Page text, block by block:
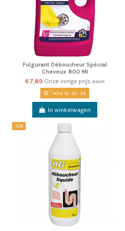
Fulgurant Déboucheur Spécial
Cheveux 800 Ml
€ 7,89 Onze vorige prijs€ 8,77
145d. 10:42 :23
In winkelwagen
-10%